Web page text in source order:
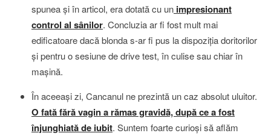
spunea şi în articol, era dotată cu un impresionant
control al sânilor. Concluzia ar fi fost mult mai
edificatoare dacă blonda s-ar fi pus la dispoziţia doritorilor
şi pentru o sesiune de drive test, în culise sau chiar în
maşină.
În aceeaşi zi, Cancanul ne prezintă un caz absolut uluitor.
O fată fără vagin a rămas gravidă, după ce a fost
înjunghiată de iubit. Suntem foarte curioşi să aflăm